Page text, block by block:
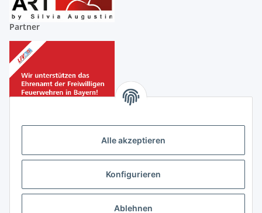
Alle akzeptieren
Konfigurieren
Ablehnen
Partner